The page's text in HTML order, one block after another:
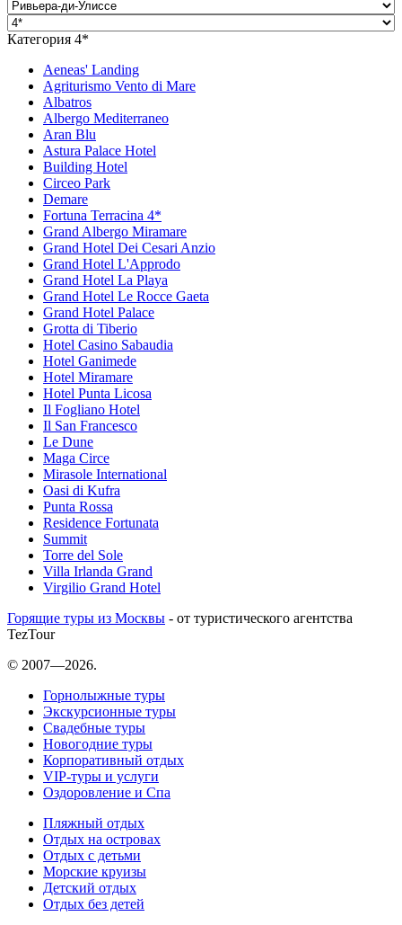
Категория 4*
Aeneas' Landing
Agriturismo Vento di Mare
Albatros
Albergo Mediterraneo
Aran Blu
Astura Palace Hotel
Building Hotel
Circeo Park
Demare
Fortuna Terracina 4*
Grand Albergo Miramare
Grand Hotel Dei Cesari Anzio
Grand Hotel L'Approdo
Grand Hotel La Playa
Grand Hotel Le Rocce Gaeta
Grand Hotel Palace
Grotta di Tiberio
Hotel Casino Sabaudia
Hotel Ganimede
Hotel Miramare
Hotel Punta Licosa
Il Fogliano Hotel
Il San Francesco
Le Dune
Maga Circe
Mirasole International
Oasi di Kufra
Punta Rossa
Residence Fortunata
Summit
Torre del Sole
Villa Irlanda Grand
Virgilio Grand Hotel
Горящие туры из Москвы - от туристического агентства
TezTour
© 2007—2026.
Горнолыжные туры
Экскурсионные туры
Свадебные туры
Новогодние туры
Корпоративный отдых
VIP-туры и услуги
Оздоровление и Спа
Пляжный отдых
Отдых на островах
Отдых с детьми
Морские круизы
Детский отдых
Отдых без детей